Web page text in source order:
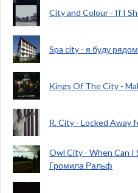
City and Colour - If I
Spa city - я буду
Kings Of The City -
R. City - Locked Away
Owl City - When Can I
Громила Ральф